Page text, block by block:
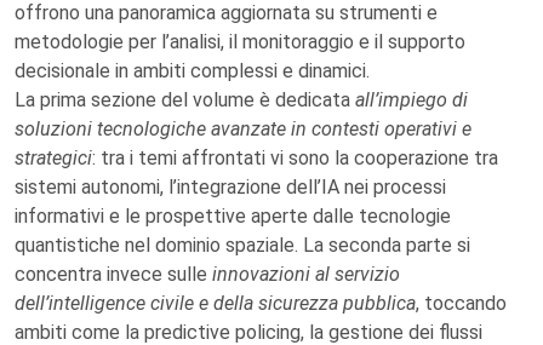
offrono una panoramica aggiornata su strumenti e
metodologie per l’analisi, il monitoraggio e il supporto
decisionale in ambiti complessi e dinamici.
La prima sezione del volume è dedicata all’impiego di
soluzioni tecnologiche avanzate in contesti operativi e
strategici: tra i temi affrontati vi sono la cooperazione tra
sistemi autonomi, l’integrazione dell’IA nei processi
informativi e le prospettive aperte dalle tecnologie
quantistiche nel dominio spaziale. La seconda parte si
concentra invece sulle innovazioni al servizio
dell’intelligence civile e della sicurezza pubblica, toccando
ambiti come la predictive policing, la gestione dei flussi